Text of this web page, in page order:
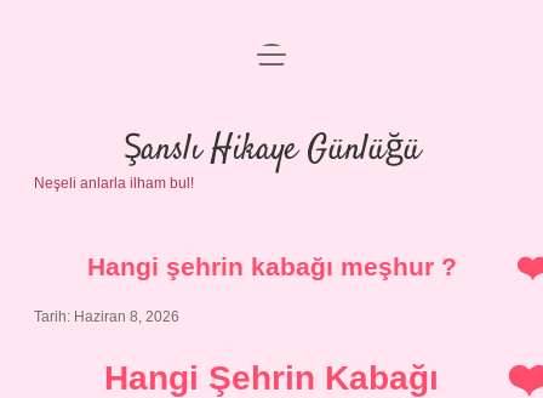
Anasayfa
Gizlilik Politikası
menüyü
Şanslı Hikaye Günlüğü
Neşeli anlarla ilham bul!
Hangi şehrin kabağı meşhur ?
Tarih: Haziran 8, 2026
Hangi Şehrin Kabağı